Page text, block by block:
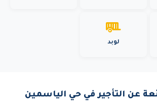
لوبد
عن التأجير في حي الياسمين